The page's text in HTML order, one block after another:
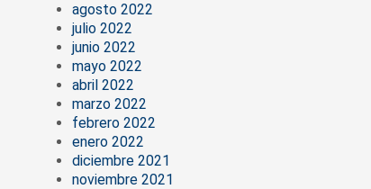
agosto 2022
julio 2022
junio 2022
mayo 2022
abril 2022
marzo 2022
febrero 2022
enero 2022
diciembre 2021
noviembre 2021